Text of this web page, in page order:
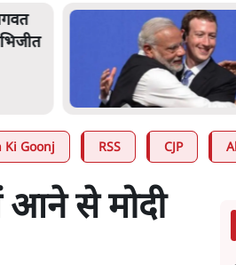
Goonj RSS CJP
आने से मोदी